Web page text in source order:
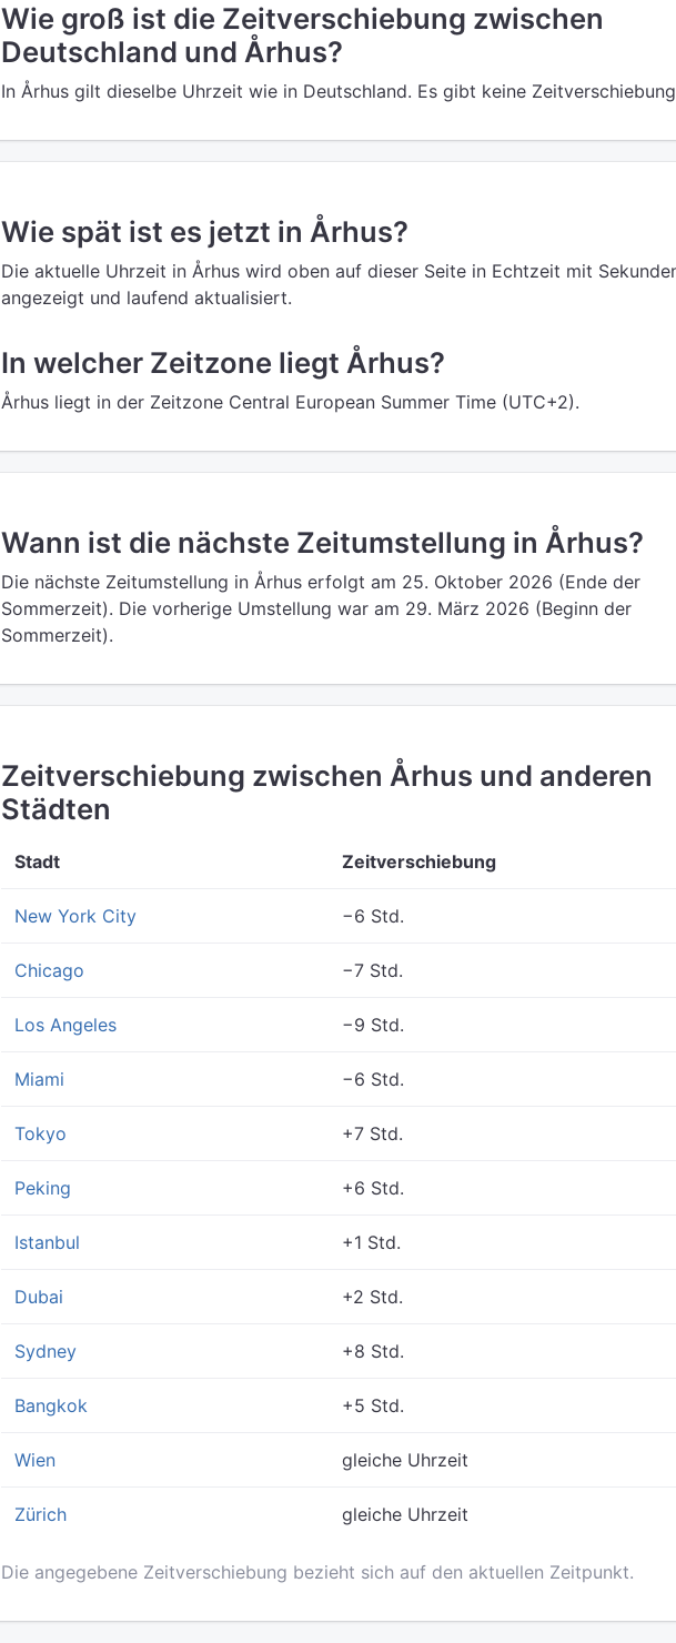
Wie groß ist die Zeitverschiebung zwischen
Deutschland und Århus?
In Århus gilt dieselbe Uhrzeit wie in Deutschland. Es gibt keine
Wie spät ist es jetzt in Århus?
Die aktuelle Uhrzeit in Århus wird oben auf dieser Seite in Echtzeit mit
angezeigt und laufend aktualisiert.
In welcher Zeitzone liegt Århus?
Århus liegt in der Zeitzone Central European Summer Time (UTC+2).
Wann ist die nächste Zeitumstellung in Århus?
Die nächste Zeitumstellung in Århus erfolgt am 25. Oktober 2026 (Ende der
Sommerzeit). Die vorherige Umstellung war am 29. März 2026 (Beginn der
Sommerzeit).
Zeitverschiebung zwischen Århus und anderen
Städten
Stadt Zeitverschiebung
New York City −6 Std.
Chicago −7 Std.
Los Angeles −9 Std.
Miami −6 Std.
Tokyo +7 Std.
Peking +6 Std.
Istanbul +1 Std.
Dubai +2 Std.
Sydney +8 Std.
Bangkok +5 Std.
Wien gleiche Uhrzeit
Zürich gleiche Uhrzeit
Die angegebene Zeitverschiebung bezieht sich auf den aktuellen Zeitpunkt.